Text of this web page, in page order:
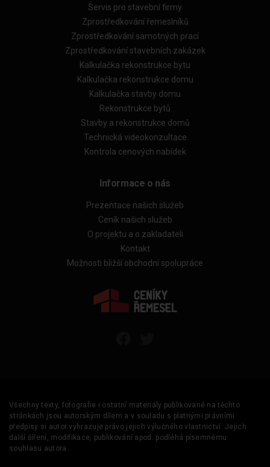
Servis pro stavební firmy
Zprostředkování řemeslníků
Zprostředkování samotných prací
Zprostředkování stavebních zakázek
Kalkulačka rekonstrukce bytu
Kalkulačka rekonstrukce domu
Kalkulačka stavby domu
Rekonstrukce bytů
Stavby a rekonstrukce domů
Technická videokonzultace
Kontrola cenových nabídek
Informace o nás
Prezentace našich služeb
Ceník našich služeb
O projektu a o zakladateli
Kontakt
Možnosti bližší obchodní spolupráce
Všechny texty, fotografie i ostatní materiály publikované na těchto
stránkách jsou autorským dílem a v souladu s platnými právními
předpisy si autor vyhrazuje právo jejich výlučného vlastnictví. Jejich
další šíření, modifikace, publikování apod. podléhá písemnému
souhlasu autora.